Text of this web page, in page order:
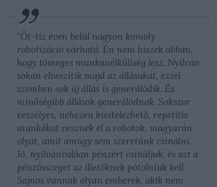
"Öt-tíz éven belül nagyon komoly
robotizáció várható. Én nem hiszek abban,
hogy tömeges munkanélküliség lesz. Nyilván
sokan elveszítik majd az állásukat, ezzel
szemben sok új állás is generálódik. És
minőségibb állások generálódnak. Sokszor
veszélyes, nehezen kivitelezhető, repetitív
munkákat vesznek el a robotok, magyarán
olyat, amit amúgy sem szeretünk csinálni.
Jó, nyilvánvalóan pénzért csináljuk, és azt a
pénzösszeget az illetőknek pótolniuk kell.
Sajnos vannak olyan emberek, akik nem